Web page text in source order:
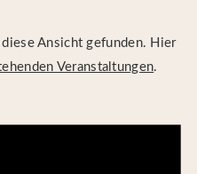
Ansicht gefunden. Hier
Veranstaltungen.